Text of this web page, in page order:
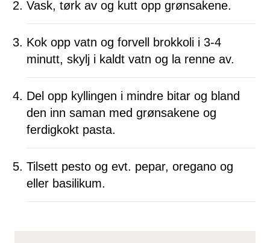
Vask, tørk av og kutt opp grønsakene.
Kok opp vatn og forvell brokkoli i 3-4
minutt, skylj i kaldt vatn og la renne av.
Del opp kyllingen i mindre bitar og bland
den inn saman med grønsakene og
ferdigkokt pasta.
Tilsett pesto og evt. pepar, oregano og
eller basilikum.